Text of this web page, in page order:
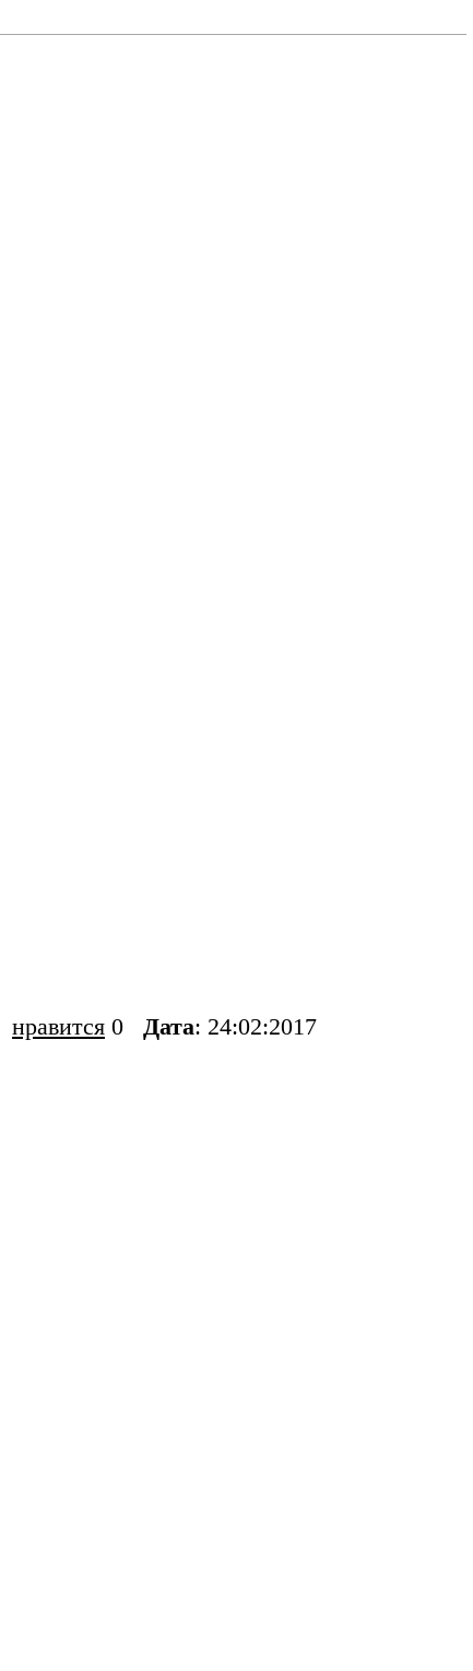
нравится 0 Дата: 24:02:2017